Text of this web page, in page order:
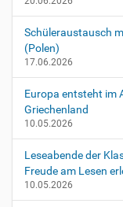
Schüleraustausch
(Polen)
17.06.2026
Europa entsteht im
Griechenland
10.05.2026
Leseabende der
Freude am Lesen
10.05.2026